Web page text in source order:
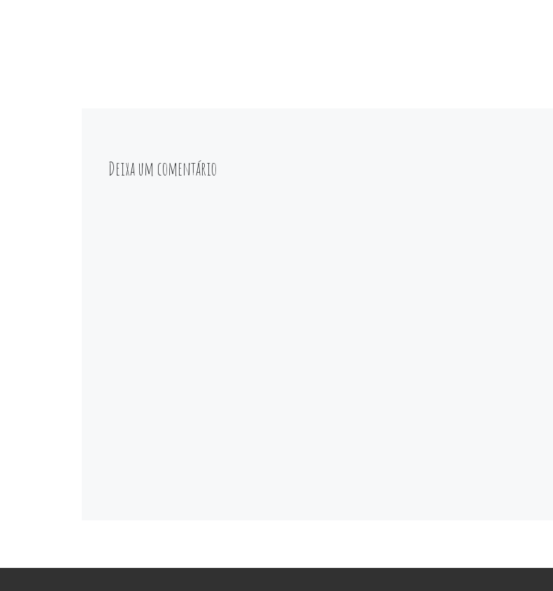
Deixa um comentário